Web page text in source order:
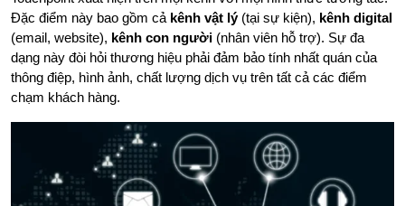
Đặc điểm này bao gồm cả kênh vật lý(tại sự kiện), kênh digital
(email, website), kênh con người (nhân viên hỗ trợ). Sự đa
dạng này đòi hỏi thương hiệu phải đảm bảo tính nhất quán của
thông điệp, hình ảnh, chất lượng dịch vụ trên tất cả các điểm
chạm khách hàng.